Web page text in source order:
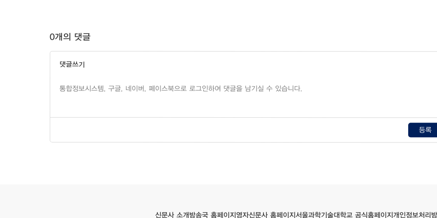
0개의 댓글
댓글쓰기
등록
신문사 소개 방송국 홈페이지 영자신문사 홈페이지 서울과학기술대학교 공식홈페이지 개인정보처리